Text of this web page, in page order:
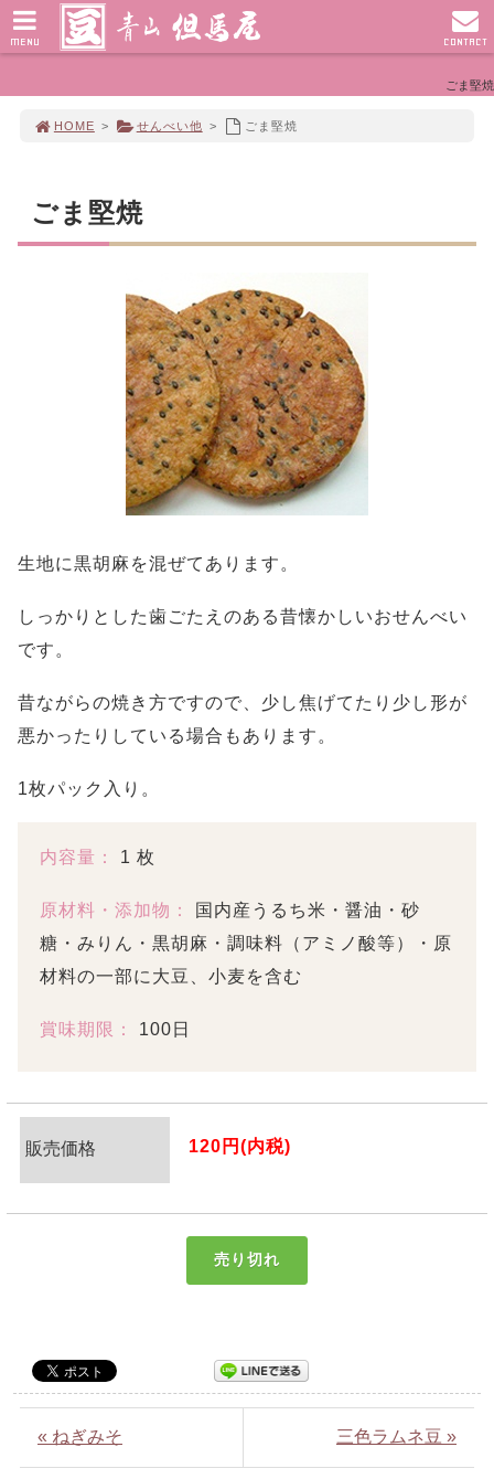
ごま堅焼
HOME > せんべい他 > ごま堅焼
ごま堅焼
生地に黒胡麻を混ぜてあります。
しっかりとした歯ごたえのある昔懐かしいおせんべい
です。
昔ながらの焼き方ですので、少し焦げてたり少し形が
悪かったりしている場合もあります。
1枚パック入り。
内容量： 1 枚
原材料・添加物：
国内産うるち米・醤油・砂
糖・みりん・黒胡麻・調味料（アミノ酸等）・原
材料の一部に大豆、小麦を含む
賞味期限： 100日
販売価格 120円(内税)
売り切れ
« ねぎみそ 三色ラムネ豆 »
MENU CONTACT